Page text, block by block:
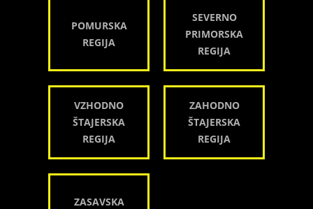
POMURSKA
REGIJA
SEVERNO
PRIMORSKA
REGIJA
VZHODNO
ŠTAJERSKA
REGIJA
ZAHODNO
ŠTAJERSKA
REGIJA
ZASAVSKA